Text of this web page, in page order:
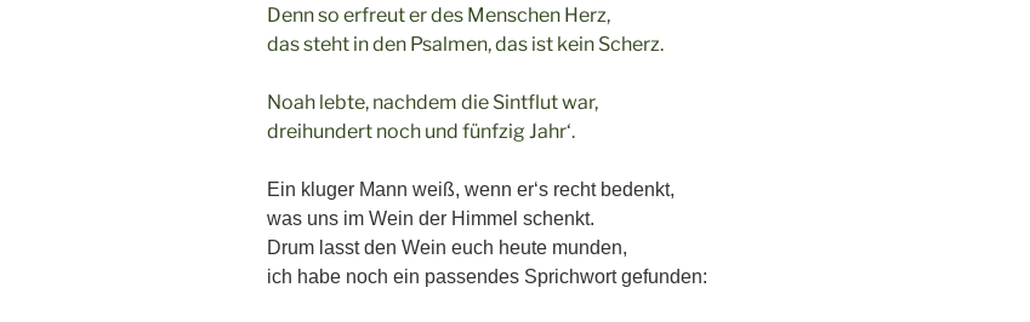
Denn so erfreut er des Menschen Herz,
das steht in den Psalmen, das ist kein Scherz.
Noah lebte, nachdem die Sintflut war,
dreihundert noch und fünfzig Jahr‘.
Ein kluger Mann weiß, wenn er‘s recht bedenkt,
was uns im Wein der Himmel schenkt.
Drum lasst den Wein euch heute munden,
ich habe noch ein passendes Sprichwort gefunden: